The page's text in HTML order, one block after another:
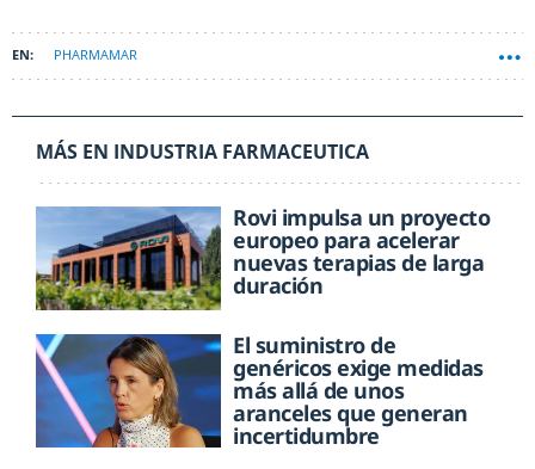
PHARMAMAR
MÁS EN INDUSTRIA FARMACEUTICA
Rovi impulsa un proyecto
europeo para acelerar
nuevas terapias de larga
duración
El suministro de
genéricos exige medidas
más allá de unos
aranceles que generan
incertidumbre